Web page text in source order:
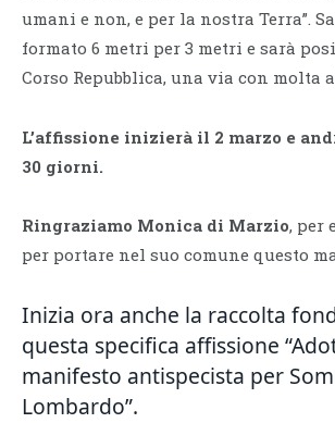
umani e non, e per la nostra Terra”.
formato 6 metri per 3 metri e sarà
Corso Repubblica, una via con molta
L’affissione inizierà il 2 marzo e
30 giorni.
Ringraziamo Monica di Marzio, per
per portare nel suo comune questo
Inizia ora anche la raccolta
questa specifica affissione
manifesto antispecista per
Lombardo”.